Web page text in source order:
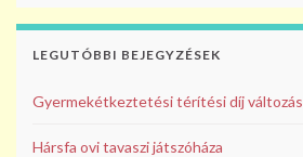
k
LEGUTÓBBI BEJEGYZÉSEK
Gyermekétkeztetési térítési díj változás
Hársfa ovi tavaszi játszóháza